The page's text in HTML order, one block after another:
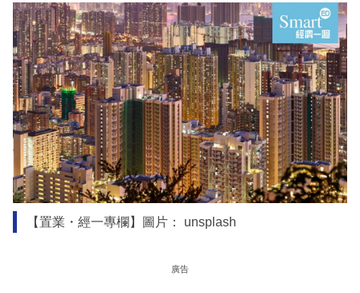
【置業・經一專欄】圖片： unsplash
廣告